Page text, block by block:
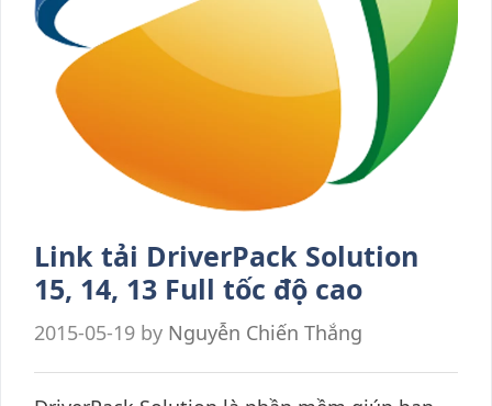
Link tải DriverPack Solution
15, 14, 13 Full tốc độ cao
2015-05-19 by Nguyễn Chiến Thắng